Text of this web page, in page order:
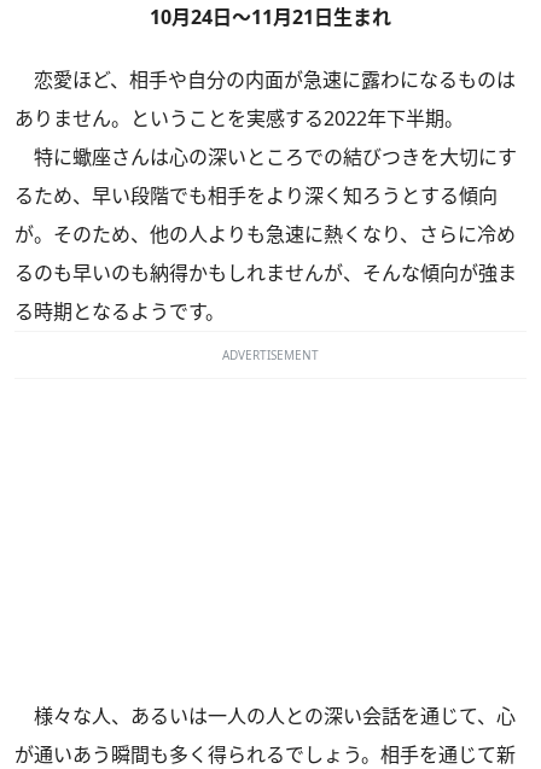
10月24日～11月21日生まれ
恋愛ほど、相手や自分の内面が急速に露わになるものは
ありません。ということを実感する2022年下半期。
特に蠍座さんは心の深いところでの結びつきを大切にす
るため、早い段階でも相手をより深く知ろうとする傾向
が。そのため、他の人よりも急速に熱くなり、さらに冷め
るのも早いのも納得かもしれませんが、そんな傾向が強ま
る時期となるようです。
ADVERTISEMENT
様々な人、あるいは一人の人との深い会話を通じて、心
が通いあう瞬間も多く得られるでしょう。相手を通じて新